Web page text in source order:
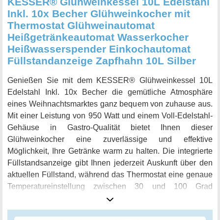
Inkl. 10x Becher Glühweinkocher mit
Thermostat Glühweinautomat
Heißgetränkeautomat Wasserkocher
Heißwasserspender Einkochautomat
Füllstandanzeige Zapfhahn 10L Silber
Genießen Sie mit dem KESSER® Glühweinkessel 10L
Edelstahl Inkl. 10x Becher die gemütliche Atmosphäre
eines Weihnachtsmarktes ganz bequem von zuhause aus.
Mit einer Leistung von 950 Watt und einem Voll-Edelstahl-
Gehäuse in Gastro-Qualität bietet Ihnen dieser
Glühweinkocher eine zuverlässige und effektive
Möglichkeit, Ihre Getränke warm zu halten. Die integrierte
Füllstandsanzeige gibt Ihnen jederzeit Auskunft über den
aktuellen Füllstand, während das Thermostat eine genaue
Temperatureinstellung zwischen 30 und 100 Grad
ermöglicht. Doch dieser Glühweinkessel kann mehr als nur
Glühwein zubereiten! Durch seine vielseitigen